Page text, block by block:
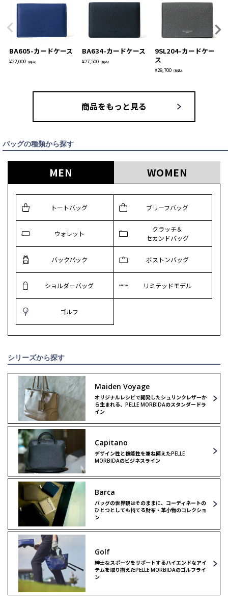
BA605-カードケース
¥22,000 （税込）
BA634-カードケース
¥27,500 （税込）
9SL204-カードケー
ス
¥29,700 （税込）
商品をもっと見る
バッグの種類から探す
MEN WOMEN
トートバッグ ブリーフバッグ
ウォレット
クラッチ＆
セカンドバッグ
バックパック ボストンバッグ
ショルダーバッグ リミテッドモデル
ゴルフ
シリーズから探す
Maiden Voyage
オリジナルレシピで開発したシュリンクレザーか
ら生まれる、PELLE MORBIDAのスタンダードラ
イン
Capitano
デザイン性と機能性を兼ね備えたPELLE
MORBIDAのビジネスライン
Barca
バッグの世界観はそのままに、コーディネートの
ひとつとしても持てる財布・革小物のコレクショ
ン
Golf
紳士なスポーツをサポートするハイエンドなアイ
テムを取り揃えたPELLE MORBIDAのゴルフライ
ン